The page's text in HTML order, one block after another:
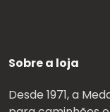
Sobre a loja
Desde 1971, a